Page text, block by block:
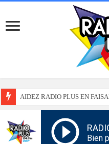
AIDEZ RADIO PLUS EN
Bien